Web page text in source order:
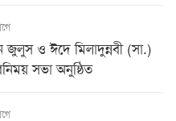
ও ঈদে মিলাদুন্নবী (সা.)
সভা অনুষ্ঠিত